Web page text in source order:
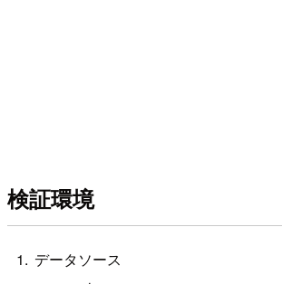
検証環境
データソース